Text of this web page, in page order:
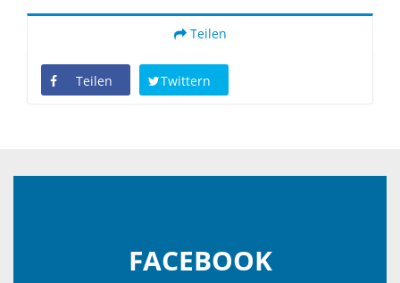
Teilen
Teilen Twittern
FACEBOOK